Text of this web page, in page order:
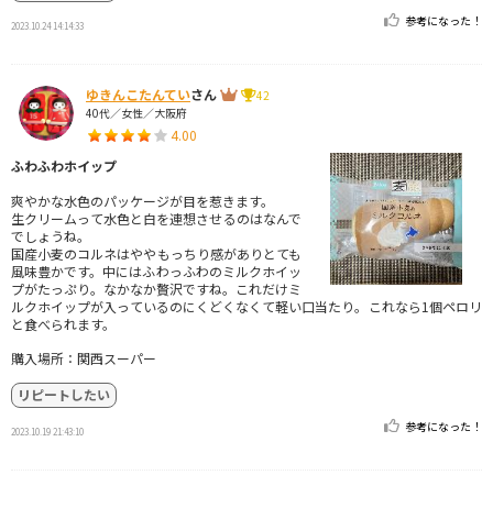
2023.10.24 14:14:33 参考になった！
ゆきんこたんていさん
42
40代／女性／大阪府
4.00
ふわふわホイップ
爽やかな水色のパッケージが目を惹きます。
生クリームって水色と白を連想させるのはなんで
でしょうね。
国産小麦のコルネはややもっちり感がありとても
風味豊かです。中にはふわっふわのミルクホイッ
プがたっぷり。なかなか贅沢ですね。これだけミ
ルクホイップが入っているのにくどくなくて軽い口当たり。これなら1個ペロリ
と食べられます。
購入場所：関西スーパー
リピートしたい
2023.10.19 21:43:10 参考になった！